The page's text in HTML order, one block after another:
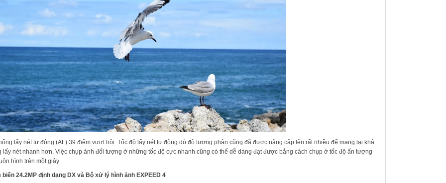
lấy nét tự động (AF) 39 điểm vượt trội. Tốc độ lấy nét tự động dò độ tương phản cũng đã được nâng cấp lên rất nhiều để mang lại khả
lấy nét nhanh hơn. Việc chụp ảnh đối tượng ở những tốc độ cực nhanh cũng có thể dễ dàng đạt được bằng cách chụp ở tốc độ ấn tượng
hình trên một giây
biến 24.2MP định dạng DX và Bộ xử lý hình ảnh EXPEED 4